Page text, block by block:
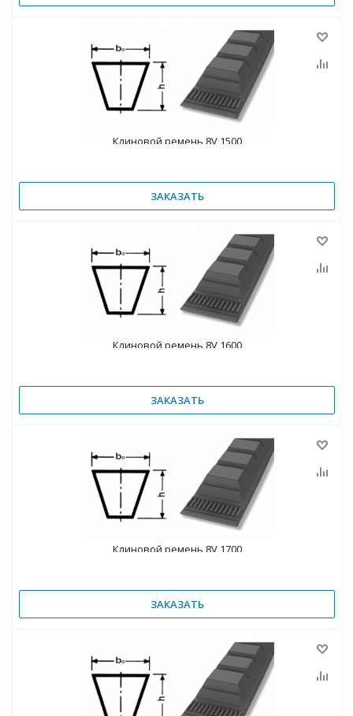
Клиновой ремень 8V 1500
ЗАКАЗАТЬ
Клиновой ремень 8V 1600
ЗАКАЗАТЬ
Клиновой ремень 8V 1700
ЗАКАЗАТЬ